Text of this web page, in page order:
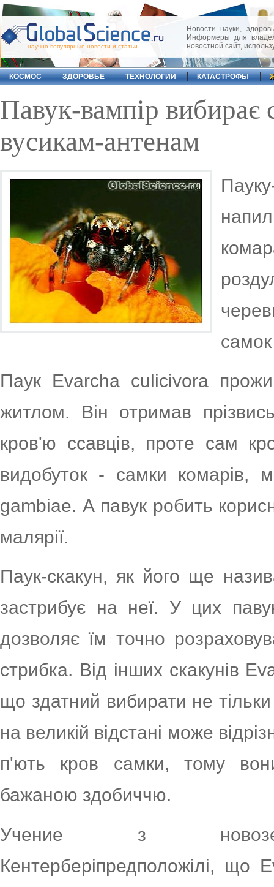
научно-популярные новости и статьи
Новости науки,
Информеры для
новостной сайт,
КОСМОС ЗДОРОВЬЕ ТЕХНОЛОГИИ КАТАСТРОФЫ
Павук-вампір вибирає
вусикам-антенам
Паук Evarcha culicivora
житлом. Він отримав
кров'ю ссавців, проте сам
видобуток - самки комарів,
gambiae. А павук робить
малярії.
Паук-скакун, як його ще
застрибує на неї. У цих
дозволяє їм точно
стрибка. Від інших скакунів
що здатний вибирати не
на великій відстані може
п'ють кров самки, тому
бажаною здобиччю.
Учение з
Кентерберіпредположілі, що